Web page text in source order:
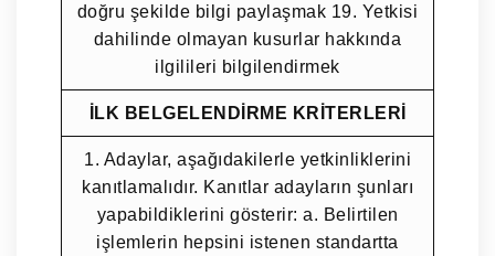
doğru şekilde bilgi paylaşmak 19. Yetkisi
dahilinde olmayan kusurlar hakkında
ilgilileri bilgilendirmek
İLK BELGELENDİRME KRİTERLERİ
1. Adaylar, aşağıdakilerle yetkinliklerini
kanıtlamalıdır. Kanıtlar adayların şunları
yapabildiklerini gösterir: a. Belirtilen
işlemlerin hepsini istenen standartta